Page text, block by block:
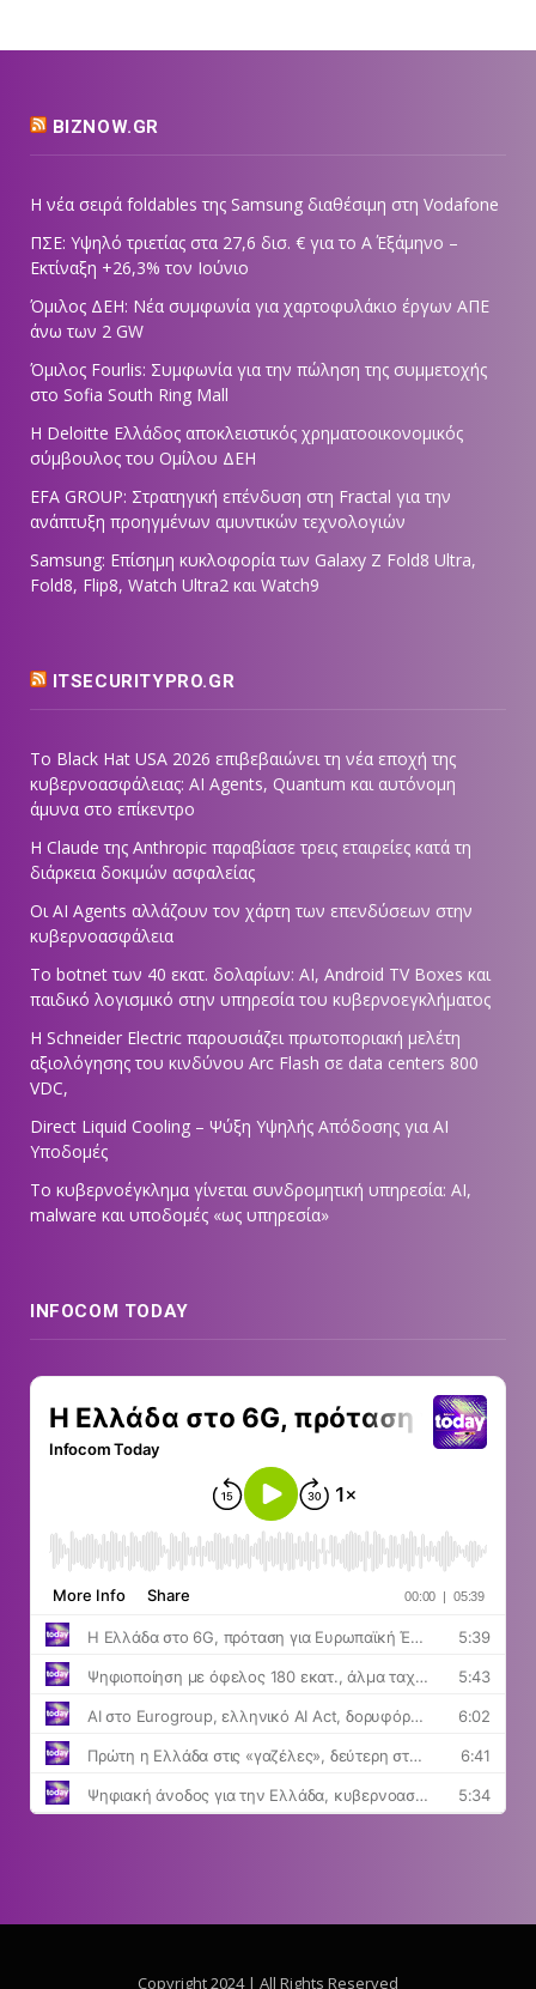
BIZNOW.GR
Η νέα σειρά foldables της Samsung διαθέσιμη στη Vodafone
ΠΣΕ: Υψηλό τριετίας στα 27,6 δισ. € για το Α΄ Εξάμηνο –
Εκτίναξη +26,3% τον Ιούνιο
Όμιλος ΔΕΗ: Νέα συμφωνία για χαρτοφυλάκιο έργων ΑΠΕ
άνω των 2 GW
Όμιλος Fourlis: Συμφωνία για την πώληση της συμμετοχής
στο Sofia South Ring Mall
Η Deloitte Ελλάδος αποκλειστικός χρηματοοικονομικός
σύμβουλος του Ομίλου ΔΕΗ
EFA GROUP: Στρατηγική επένδυση στη Fractal για την
ανάπτυξη προηγμένων αμυντικών τεχνολογιών
Samsung: Επίσημη κυκλοφορία των Galaxy Z Fold8 Ultra,
Fold8, Flip8, Watch Ultra2 και Watch9
ITSECURITYPRO.GR
Το Black Hat USA 2026 επιβεβαιώνει τη νέα εποχή της
κυβερνοασφάλειας: AI Agents, Quantum και αυτόνομη
άμυνα στο επίκεντρο
Η Claude της Anthropic παραβίασε τρεις εταιρείες κατά τη
διάρκεια δοκιμών ασφαλείας
Οι AI Agents αλλάζουν τον χάρτη των επενδύσεων στην
κυβερνοασφάλεια
Το botnet των 40 εκατ. δολαρίων: AI, Android TV Boxes και
παιδικό λογισμικό στην υπηρεσία του κυβερνοεγκλήματος
Η Schneider Electric παρουσιάζει πρωτοποριακή μελέτη
αξιολόγησης του κινδύνου Arc Flash σε data centers 800
VDC,
Direct Liquid Cooling – Ψύξη Υψηλής Απόδοσης για AI
Υποδομές
Το κυβερνοέγκλημα γίνεται συνδρομητική υπηρεσία: AI,
malware και υποδομές «ως υπηρεσία»
INFOCOM TODAY
Copyright 2024 | All Rights Reserved